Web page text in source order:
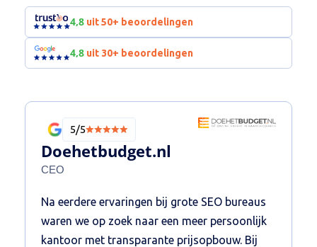
4,8uit 50+ beoordelingen
4,8 uit 30+ beoordelingen
5/5
Doehetbudget.nl
CEO
Na eerdere ervaringen bij grote SEO bureaus
waren we op zoek naar een meer persoonlijk
kantoor met transparante prijsopbouw. Bij